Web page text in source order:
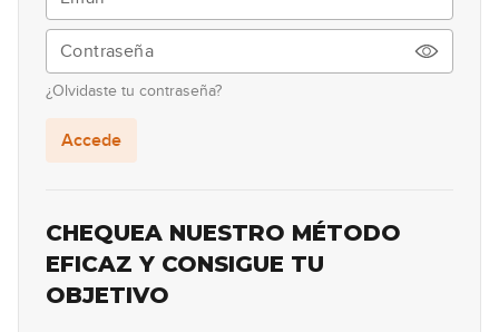
Partituras de música moderna
11
03:29
Acorde G
¿Olvidaste tu contraseña?
Accede
CHEQUEA NUESTRO MÉTODO
EFICAZ Y CONSIGUE TU
OBJETIVO